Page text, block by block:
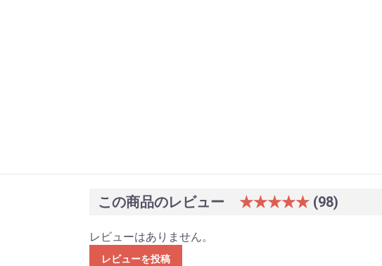
この商品のレビュー ★★★★★ (98)
レビューはありません。
レビューを投稿